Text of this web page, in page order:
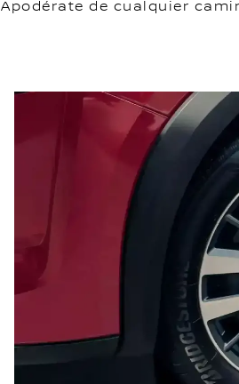
Apodérate de cualquier